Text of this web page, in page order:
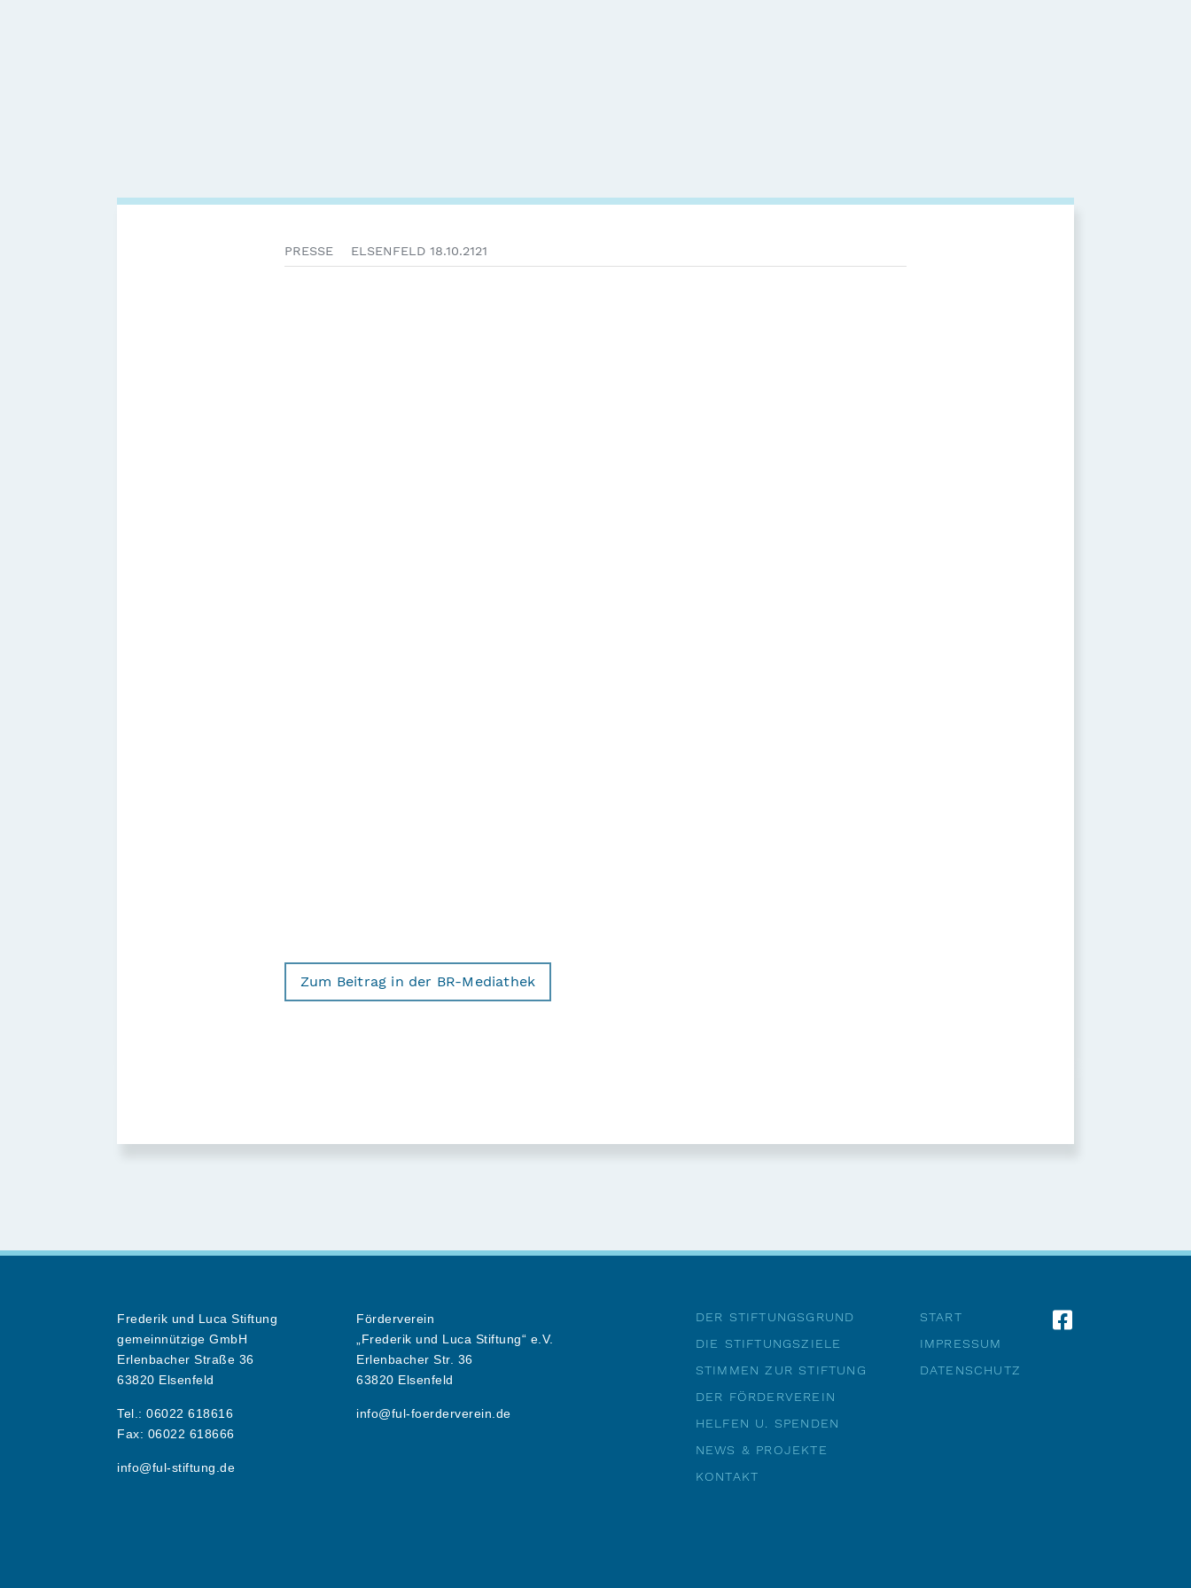
PRESSE ELSENFELD 18.10.2121
Zum Beitrag in der BR-Mediathek
Frederik und Luca Stiftung
gemeinnützige GmbH
Erlenbacher Straße 36
63820 Elsenfeld
Tel.: 06022 618616
Fax: 06022 618666
info@ful-stiftung.de
Förderverein
„Frederik und Luca Stiftung“ e.V.
Erlenbacher Str. 36
63820 Elsenfeld
info@ful-foerderverein.de
DER STIFTUNGSGRUND
DIE STIFTUNGSZIELE
STIMMEN ZUR STIFTUNG
DER FÖRDERVEREIN
HELFEN U. SPENDEN
NEWS & PROJEKTE
KONTAKT
START
IMPRESSUM
DATENSCHUTZ